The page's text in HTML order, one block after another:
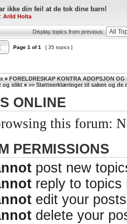
ikke din feil at de tok dine barn!
Arild Holta
Display topics from previous:
Page 1 of1 [ 35 topics ]
» FORELDRESKAP KONTRA ADOPSJON OG
og slikt»>> Støtteerklæringer til saken og de
ONLINE
this forum:
PERMISSIONS
post new
reply to topics
edit your
delete your